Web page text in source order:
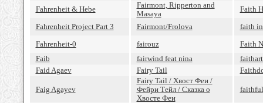
Fahrenheit & Hebe
Fairmont, Ripperton and
Masaya
Faith
Fahrenheit Project Part 3
Fairmont/Frolova
faith
Fahrenheit-0
fairouz
Faith
Faib
fairwind feat nina
Faid Agaev
Fairy Tail
Faig Agayev
Fairy Tail / Хвост Феи /
Фейри Тейл / Сказка о
Хвосте Феи